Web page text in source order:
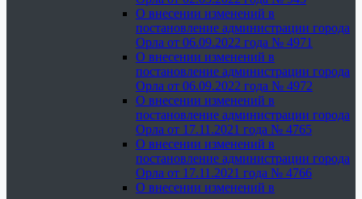
О внесении изменений в
постановление администрации города
Орла от 06.09.2022 года № 4971
О внесении изменений в
постановление администрации города
Орла от 06.09.2022 года № 4972
О внесении изменений в
постановление администрации города
Орла от 17.11.2021 года № 4765
О внесении изменений в
постановление администрации города
Орла от 17.11.2021 года № 4766
О внесении изменений в